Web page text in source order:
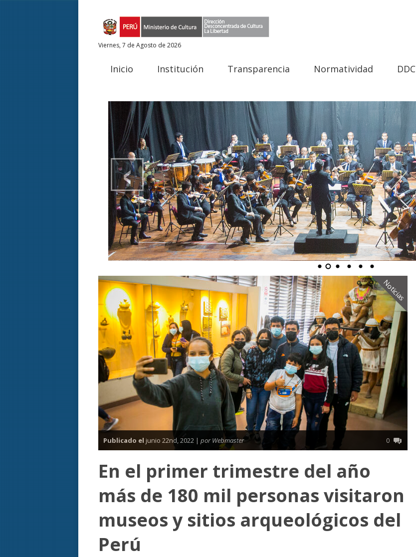
Viernes, 7 de Agosto de 2026
Inicio Institución Transparencia Normatividad DDC
‹
Noticias
Publicado el junio 22nd, 2022 | por Webmaster 0
En el primer trimestre del año
más de 180 mil personas visitaron
museos y sitios arqueológicos del
Perú